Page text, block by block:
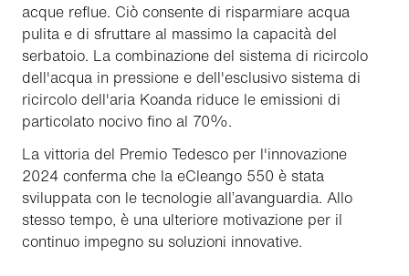
acque reflue. Ciò consente di risparmiare acqua
pulita e di sfruttare al massimo la capacità del
serbatoio. La combinazione del sistema di ricircolo
dell'acqua in pressione e dell'esclusivo sistema di
ricircolo dell'aria Koanda riduce le emissioni di
particolato nocivo fino al 70%.
La vittoria del Premio Tedesco per l'innovazione
2024 conferma che la eCleango 550 è stata
sviluppata con le tecnologie all’avanguardia. Allo
stesso tempo, è una ulteriore motivazione per il
continuo impegno su soluzioni innovative.